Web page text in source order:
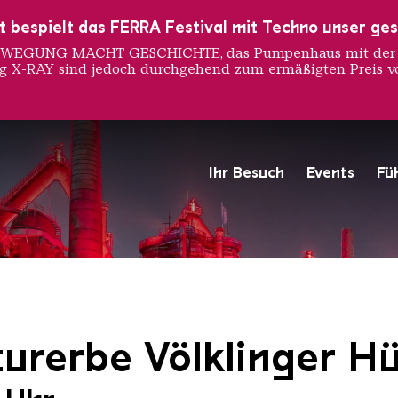
Ihr Besuch Events
Hochofengruppe in Rot
Copyright: Weltkulturerbe
Völklinger
bespielt das FERRA Festival mit Techno unser
MACHT GESCHICHTE, das Pumpenhaus mit
RAY sind jedoch durchgehend zum ermäßigten Preis